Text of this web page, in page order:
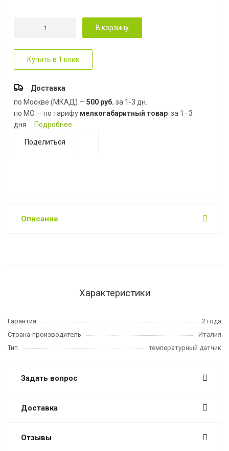
В корзину
Купить в 1 клик
Доставка
по Москве (МКАД) — 500 руб. за 1-3 дн.
по МО — по тарифу мелкогабаритный товар за 1–3
дня
Подробнее
Поделиться
Описание
Характеристики
Гарантия
2 года
Страна-производитель
Италия
Тип
температурный датчик
Задать вопрос
Доставка
Отзывы